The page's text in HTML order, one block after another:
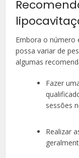
Embora o número
possa variar de
algumas
Fazer
sessões
Realizar